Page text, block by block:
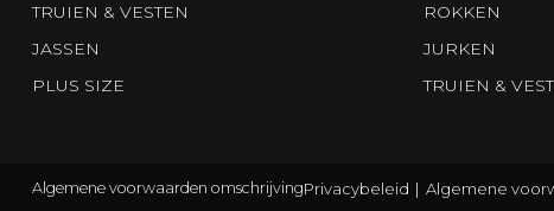
TRUIEN & VESTEN
JASSEN
PLUS SIZE
ROKKEN
JURKEN
TRUIEN &
Algemene voorwaarden omschrijvingPrivacybeleid Algemene